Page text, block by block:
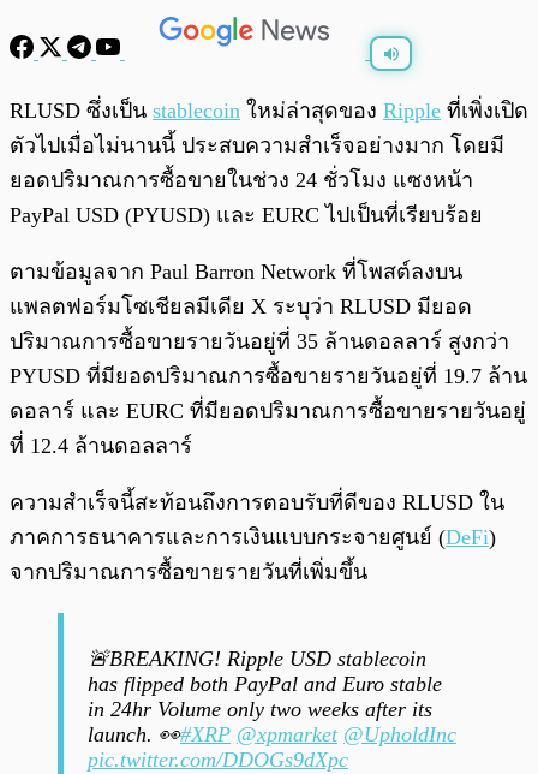
พร้อมเล่น /0:00
RLUSD ซึ่งเป็น stablecoin ใหม่ล่าสุดของ Ripple ที่เพิ่งเปิด
ตัวไปเมื่อไม่นานนี้ ประสบความสำเร็จอย่างมาก โดยมี
ยอดปริมาณการซื้อขายในช่วง 24 ชั่วโมง แซงหน้า
PayPal USD (PYUSD) และ EURC ไปเป็นที่เรียบร้อย
ตามข้อมูลจาก Paul Barron Network ที่โพสต์ลงบน
แพลตฟอร์มโซเชียลมีเดีย X ระบุว่า RLUSD มียอด
ปริมาณการซื้อขายรายวันอยู่ที่ 35 ล้านดอลลาร์ สูงกว่า
PYUSD ที่มียอดปริมาณการซื้อขายรายวันอยู่ที่ 19.7 ล้าน
ดอลาร์ และ EURC ที่มียอดปริมาณการซื้อขายรายวันอยู่
ที่ 12.4 ล้านดอลลาร์
ความสำเร็จนี้สะท้อนถึงการตอบรับที่ดีของ RLUSD ใน
ภาคการธนาคารและการเงินแบบกระจายศูนย์ (DeFi)
จากปริมาณการซื้อขายรายวันที่เพิ่มขึ้น
🚨BREAKING! Ripple USD stablecoin
has flipped both PayPal and Euro stable
in 24hr Volume only two weeks after its
launch. 👀#XRP @xpmarket @UpholdInc
pic.twitter.com/DDOGs9dXpc